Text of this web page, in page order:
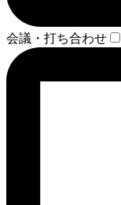
会議・打ち合わせ